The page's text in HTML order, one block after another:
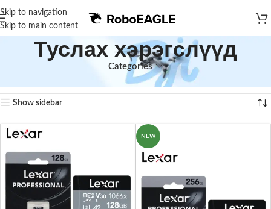
Skip to navigation
Skip to main content
Туслах хэрэгслүүд
Categories
Showing 1–12 of 26 results
Show sidebar
NEW